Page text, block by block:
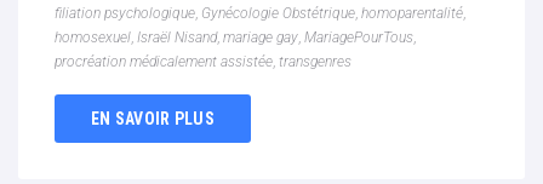
filiation psychologique, Gynécologie Obstétrique, homoparentalité,
homosexuel, Israël Nisand, mariage gay, MariagePourTous,
procréation médicalement assistée, transgenres
EN SAVOIR PLUS